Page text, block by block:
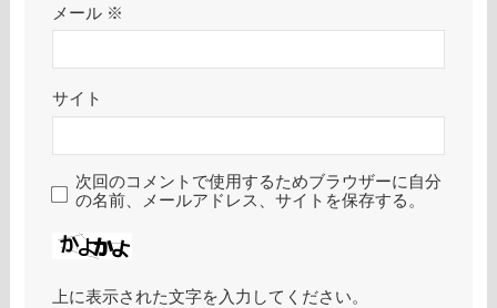
メール ※
サイト
次回のコメントで使用するためブラウザーに自分
の名前、メールアドレス、サイトを保存する。
上に表示された文字を入力してください。